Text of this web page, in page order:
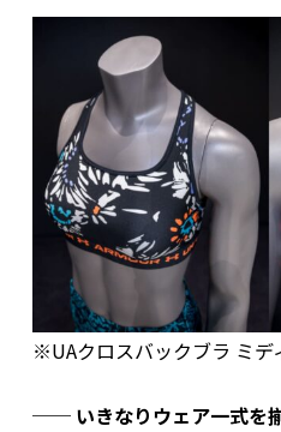
※UAクロスバックブラ ミデ
── いきなりウェア一式を